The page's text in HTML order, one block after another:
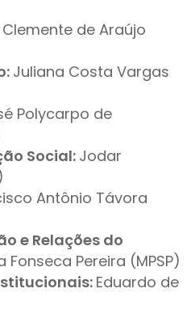
de Araújo
Juliana Costa Vargas
Polycarpo de
Social: Jodar
Antônio Távora
e Relações do
Fonseca Pereira (MPSP)
Eduardo de